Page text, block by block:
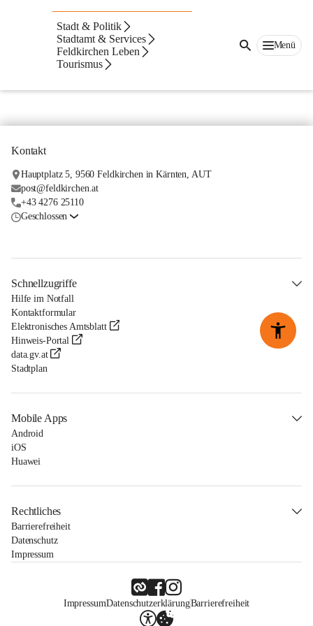
Stadt & Politik
Stadtamt & Services
Feldkirchen Leben
Tourismus
Menü
Aktuelles von
Betrieben und
Vereinen
Kontakt
Hauptplatz 5, 9560 Feldkirchen in Kärnten, AUT
post@feldkirchen.at
+43 4276 25110
Geschlossen
Schnellzugriffe
Hilfe im Notfall
Kontaktformular
Elektronisches Amtsblatt
Hinweis-Portal
data.gv.at
Stadtplan
Mobile Apps
Android
iOS
Huawei
Rechtliches
Barrierefreiheit
Datenschutz
Impressum
ImpressumDatenschutzerklärungBarrierefreiheit